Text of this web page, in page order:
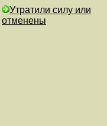
Утратили силу или
отменены